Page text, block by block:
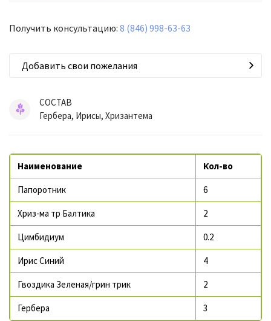
Получить консультацию: 8 (846) 998-63-63
Добавить свои пожелания
СОСТАВ
Гербера, Ирисы, Хризантема
Наименование Кол-во
Папоротник 6
Хриз-ма тр Балтика 2
Цимбидиум 0.2
Ирис Синий 4
Гвоздика Зеленая/грин трик 2
Гербера 3